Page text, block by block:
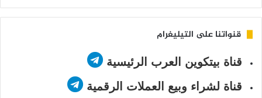
قنواتنا على التيليغرام
قناة بيتكوين العرب الرئيسية
قناة لشراء وبيع العملات الرقمية